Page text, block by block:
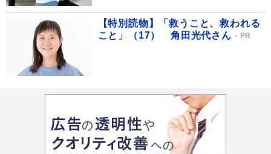
【特別読物】「救うこと、救われる
こと」（17） 角田光代さん
PR